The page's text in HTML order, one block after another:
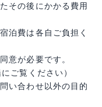
その後にかかる費用
泊費は各自ご負担く
意が必要です。
ご覧ください）
い合わせ以外の目的